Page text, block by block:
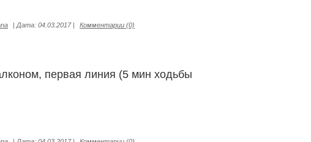
| Дата: 04.03.2017 | Комментарии (0)
первая линия (5 мин ходьбы